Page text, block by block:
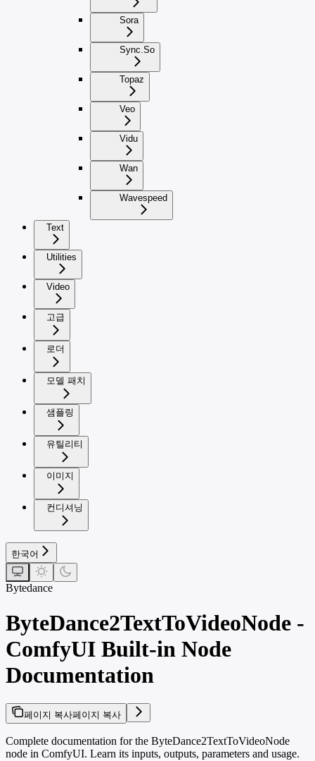
Sora
Sync.So
Topaz
Veo
Vidu
Wan
Wavespeed
Text
Utilities
Video
고급
로더
모델 패치
샘플링
유틸리티
이미지
컨디셔닝
한국어
Bytedance
ByteDance2TextToVideoNode -
ComfyUI Built-in Node
Documentation
페이지 복사페이지 복사
Complete documentation for the ByteDance2TextToVideoNode
node in ComfyUI. Learn its inputs, outputs, parameters and usage.